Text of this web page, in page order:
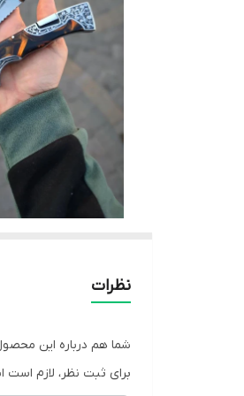
نظرات
شما هم درباره این
برای ثبت نظر، لازم است